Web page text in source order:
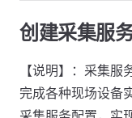
创建采集服
【说明】：采集
完成各种现场设备